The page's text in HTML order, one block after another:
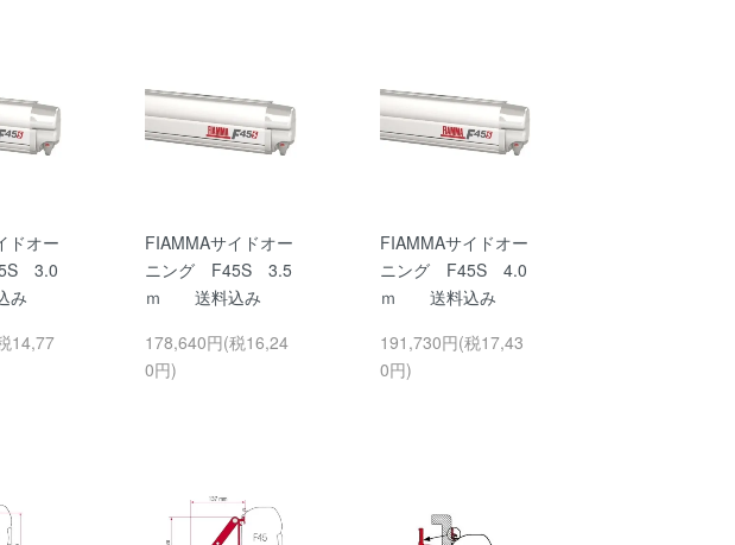
ドオー
3.0
み
14,77
FIAMMAサイドオー
ニング F45S 3.5
ｍ 送料込み
178,640円(税16,24
0円)
FIAMMAサイドオー
ニング F45S 4.0
ｍ 送料込み
191,730円(税17,43
0円)